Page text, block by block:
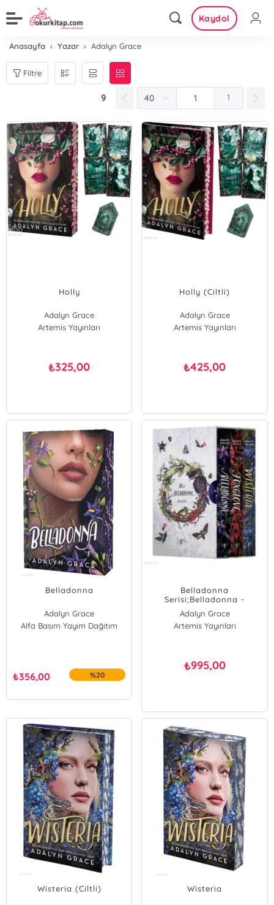
Kaydol
Anasayfa Yazar Adalyn Grace
Filtre
9 1
Holly
Adalyn Grace
Artemis Yayınları
₺325,00
Holly (Ciltli)
Adalyn Grace
Artemis Yayınları
₺425,00
Belladonna
Adalyn Grace
Alfa Basım Yayım Dağıtım
₺356,00 %20
Belladonna
Serisi;Belladonna -
Foxglove - Wisteria
Adalyn Grace
Artemis Yayınları
₺995,00
Wisteria (Ciltli) Wisteria